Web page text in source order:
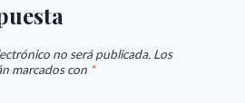
no será publicada. Los
marcados con *